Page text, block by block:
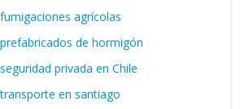
agrícolas
de hormigón
privada en Chile
en santiago